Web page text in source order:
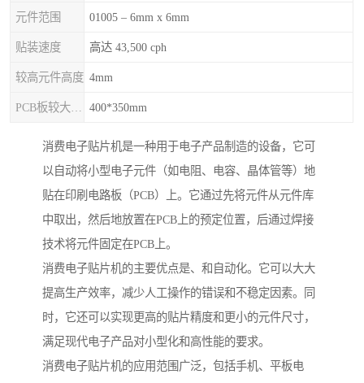
元件范围 01005 – 6mm x 6mm
贴装速度 高达 43,500 cph
较高元件高度 4mm
400*350mm
消费电子贴片机是一种用于电子产品制造的设备，它可
以自动将小型电子元件（如电阻、电容、晶体管等）地
贴在印刷电路板（PCB）上。它通过先将元件从元件库
中取出，然后地放置在PCB上的预定位置，后通过焊接
技术将元件固定在PCB上。
消费电子贴片机的主要优点是、和自动化。它可以大大
提高生产效率，减少人工操作的错误和不稳定因素。同
时，它还可以实现更高的贴片精度和更小的元件尺寸，
满足现代电子产品对小型化和高性能的要求。
消费电子贴片机的应用范围广泛，包括手机、平板电